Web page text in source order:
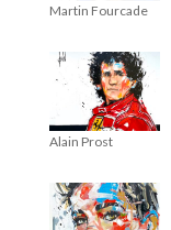
Martin Fourcade
Alain Prost